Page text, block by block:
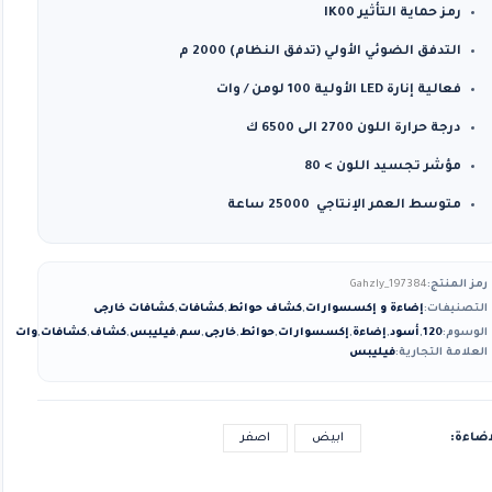
رمز حماية التأثير IK00
التدفق الضوئي الأولي (تدفق النظام) 2000 م
فعالية إنارة LED الأولية 100 لومن / وات
درجة حرارة اللون 2700 الى 6500 ك
مؤشر تجسيد اللون > 80
متوسط ​​العمر الإنتاجي 25000 ساعة
رمز المنتج:Gahzly_197384
التصنيفات:إضاءة و إكسسوارات,كشاف حوائط,كشافات,كشافات خارجى
الوسوم:120
,أسود,إضاءة,إكسسوارات,حوائط,خارجى,سم,فيليبس,كشاف,كشافات,وات
العلامة التجارية:فيليبس
ابيض اصفر